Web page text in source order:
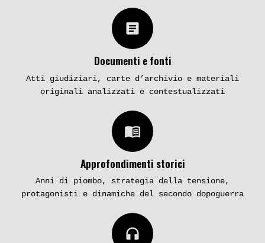
article
Documenti e fonti
Atti giudiziari, carte d’archivio e materiali
originali analizzati e contestualizzati
menu_book
Approfondimenti storici
Anni di piombo, strategia della tensione,
protagonisti e dinamiche del secondo dopoguerra
headphones